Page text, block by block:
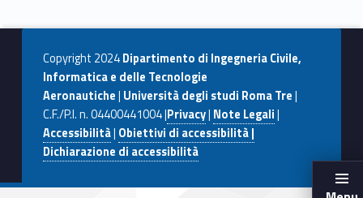
Copyright 2024Dipartimento di Ingegneria Civile,
Informatica e delle Tecnologie
Aeronautiche| Università degli studi Roma Tre|
C.F./P.I. n. 04400441004 |Privacy| Note Legali|
Accessibilità| Obiettivi di accessibilità |
Dichiarazione di accessibilità